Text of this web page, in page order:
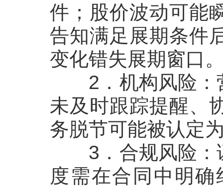
件；股价波动可能
告知满足展期条件
变化错失展期窗口
2 ． 机构风险 ：
未及时跟踪提醒、
务脱节可能被认定
3 ． 合规风险 ：
度需在合同中明